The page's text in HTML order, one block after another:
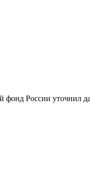
фонд России уточнил